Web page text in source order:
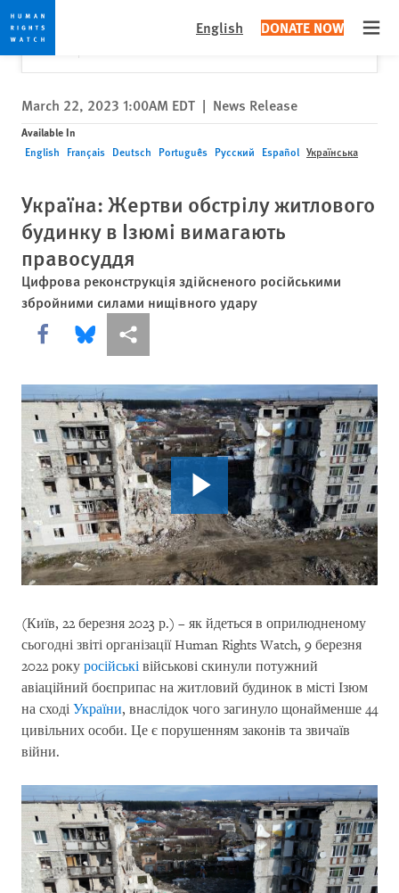
Skip
to
cookie
privacy
notice
Skip
to
main
content
English DONATE NOW
Would you like to read this page in English?
Yes
✕
March 22, 2023 1:00AM EDT | News Release
Available In
English Français Deutsch Português Русский Español Українська
Україна: Жертви обстрілу житлового
будинку в Ізюмі вимагають
правосуддя
Цифрова реконструкція здійсненого російськими
збройними силами нищівного удару
Share this via Facebook
Share this via Bluesky
Share this via Поділитися
(Київ, 22 березня 2023 р.) – як йдеться в оприлюдненому
сьогодні звіті організації Human Rights Watch, 9 березня
2022 року російські військові скинули потужний
авіаційний боєприпас на житловий будинок в місті Ізюм
на сході України, внаслідок чого загинуло щонайменше 44
цивільних особи. Це є порушенням законів та звичаїв
війни.